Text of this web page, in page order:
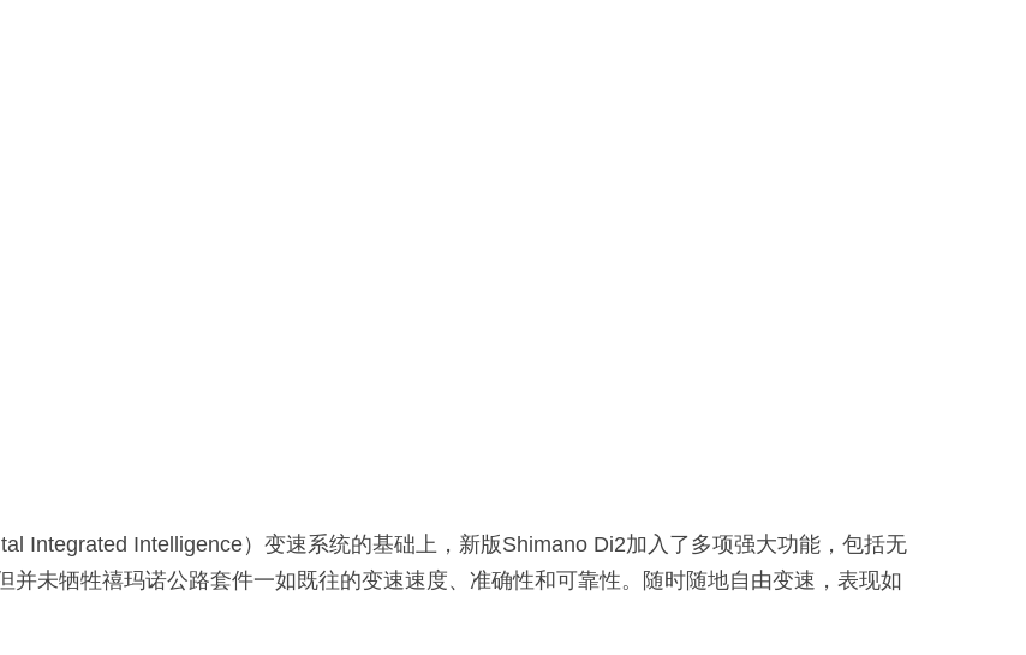
Integrated Intelligence）变速系统的基础上，新版Shimano Di2加入了多项强大功能，包括无
未牺牲禧玛诺公路套件一如既往的变速速度、准确性和可靠性。随时随地自由变速，表现如